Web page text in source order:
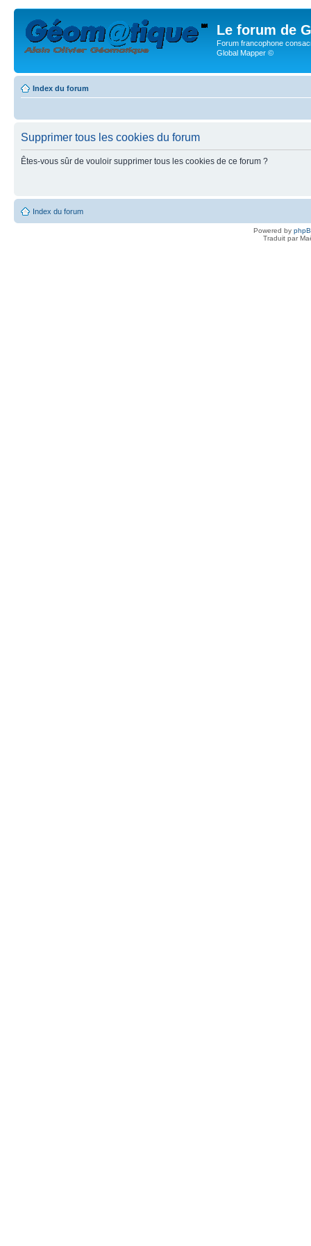
Le forum de
Forum francophone
Global Mapper ©
Index du forum
Supprimer tous les cookies du forum
Êtes-vous sûr de vouloir supprimer tous les cookies de ce forum ?
Index du forum
Powered by
Traduit par